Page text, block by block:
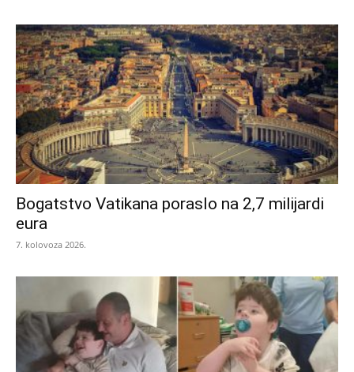
Bogatstvo Vatikana poraslo na 2,7 milijardi
eura
7. kolovoza 2026.